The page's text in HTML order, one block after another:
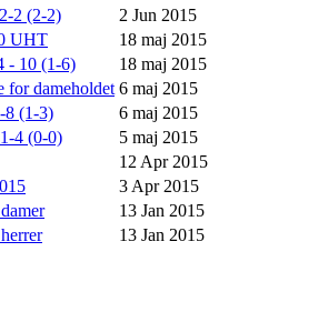
2 (2-2)
2 Jun 2015
UHT
18 maj 2015
- 10 (1-6)
18 maj 2015
for dameholdet 6 maj 2015
8 (1-3)
6 maj 2015
4 (0-0)
5 maj 2015
12 Apr 2015
3 Apr 2015
13 Jan 2015
13 Jan 2015